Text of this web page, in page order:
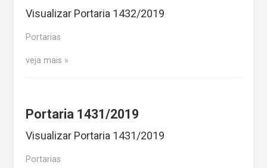
Visualizar Portaria 1432/2019
Portarias
veja mais
Portaria 1431/2019
Visualizar Portaria 1431/2019
Portarias